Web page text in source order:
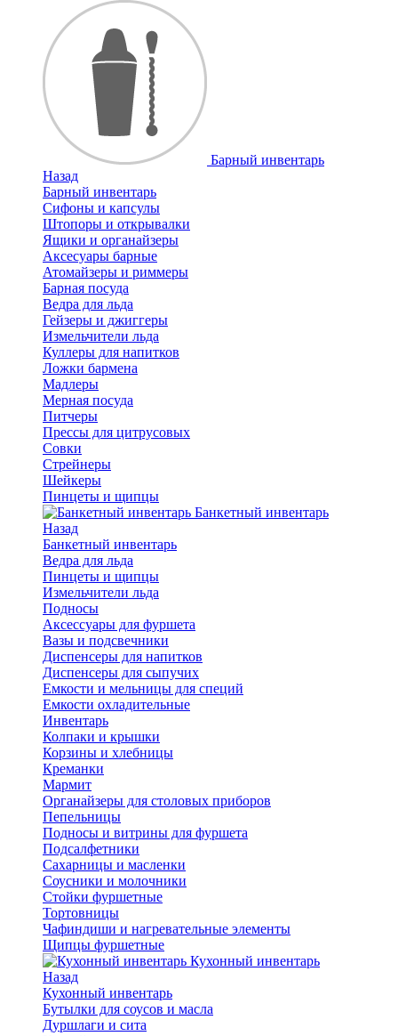
Барный инвентарь
Назад
Барный инвентарь
Сифоны и капсулы
Штопоры и открывалки
Ящики и органайзеры
Аксесуары барные
Атомайзеры и риммеры
Барная посуда
Ведра для льда
Гейзеры и джиггеры
Измельчители льда
Куллеры для напитков
Ложки бармена
Мадлеры
Мерная посуда
Питчеры
Прессы для цитрусовых
Совки
Стрейнеры
Шейкеры
Пинцеты и щипцы
Банкетный инвентарь
Назад
Банкетный инвентарь
Ведра для льда
Пинцеты и щипцы
Измельчители льда
Подносы
Аксессуары для фуршета
Вазы и подсвечники
Диспенсеры для напитков
Диспенсеры для сыпучих
Емкости и мельницы для специй
Емкости охладительные
Инвентарь
Колпаки и крышки
Корзины и хлебницы
Креманки
Мармит
Органайзеры для столовых приборов
Пепельницы
Подносы и витрины для фуршета
Подсалфетники
Сахарницы и масленки
Соусники и молочники
Стойки фуршетные
Тортовницы
Чафиндиши и нагревательные элементы
Щипцы фуршетные
Кухонный инвентарь
Назад
Кухонный инвентарь
Бутылки для соусов и масла
Дуршлаги и сита